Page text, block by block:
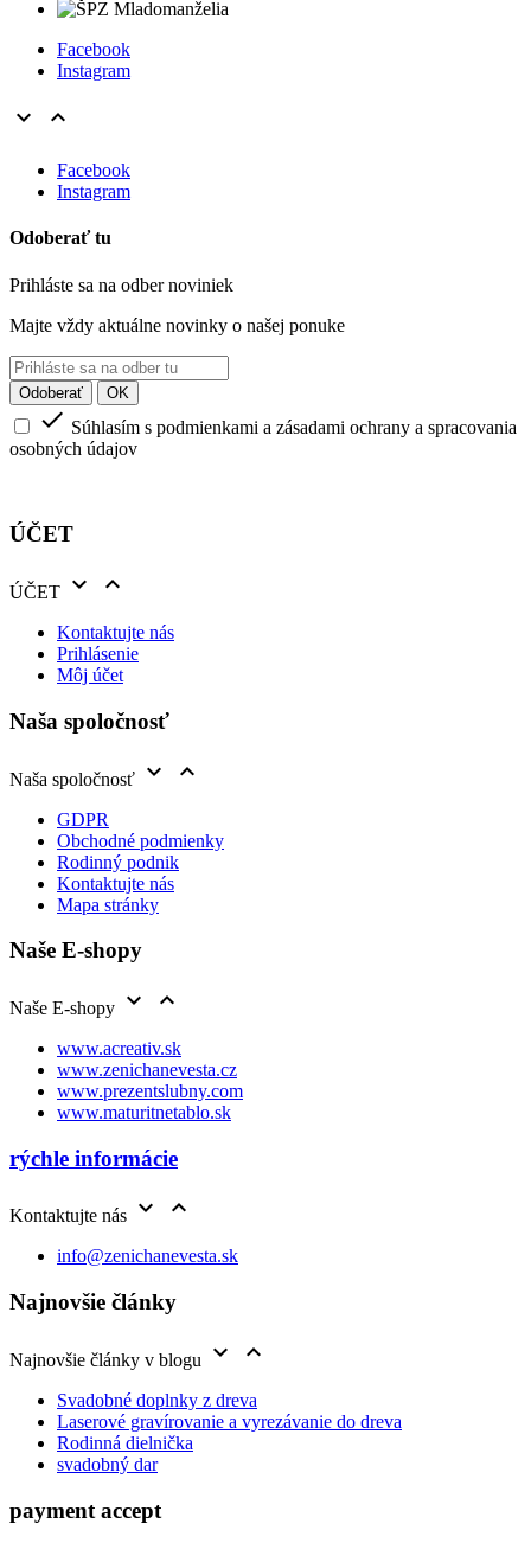
Facebook
Instagram
 
Facebook
Instagram
Odoberať tu
Prihláste sa na odber noviniek
Majte vždy aktuálne novinky o našej ponuke
 Súhlasím s podmienkami a zásadami ochrany a spracovania
osobných údajov
ÚČET
ÚČET  
Kontaktujte nás
Prihlásenie
Môj účet
Naša spoločnosť
Naša spoločnosť  
GDPR
Obchodné podmienky
Rodinný podnik
Kontaktujte nás
Mapa stránky
Naše E-shopy
Naše E-shopy  
www.acreativ.sk
www.zenichanevesta.cz
www.prezentslubny.com
www.maturitnetablo.sk
rýchle informácie
Kontaktujte nás  
info@zenichanevesta.sk
Najnovšie články
Najnovšie články v blogu  
Svadobné doplnky z dreva
Laserové gravírovanie a vyrezávanie do dreva
Rodinná dielnička
svadobný dar
payment accept